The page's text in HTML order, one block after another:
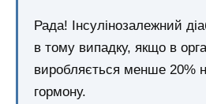
Рада! Інсулінозалежний
в тому випадку, якщо в
виробляється менше 20%
гормону.